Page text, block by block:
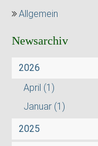
Allgemein
Newsarchiv
2026
April (1)
Januar (1)
2025